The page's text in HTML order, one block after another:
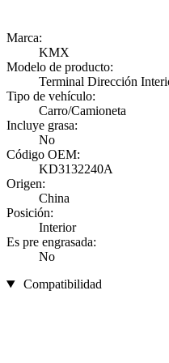
Marca:
KMX
Modelo de producto:
Terminal Dirección
Tipo de vehículo:
Carro/Camioneta
Incluye grasa:
No
Código OEM:
KD3132240A
Origen:
China
Posición:
Interior
Es pre engrasada:
No
Compatibilidad